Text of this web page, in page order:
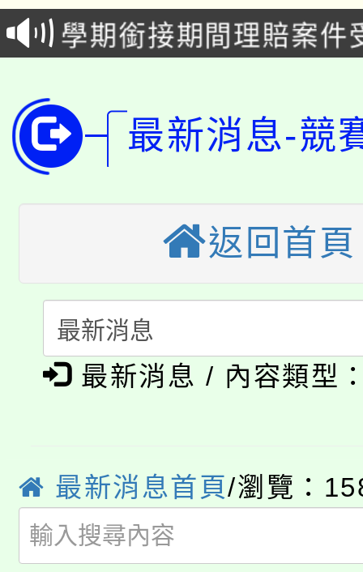
程
學期銜接期間理賠案件
版
淨零綠領人才培育課程
公告本校115學年度第
代理(課)教師甄選結果(
「2026金融保險知識
生本土語及新住民語歌
公告本校115學年度第
公告本校115學年度第
代理(課)教師甄選結果(
轉知中國文化大學推廣
《TA101》溝通分析基
程，歡迎學生輔導中心
系所師生報名參加。
淨零綠生活教案入校路
會
115年食農教育專業人
學籍身 分審查程序及
版
淨零綠領人才培育課程
公告本校115學年度第
代理(課)教師甄選結果(
「2026金融保險知識
最新消息-競
返回首頁
最新消息 / 內容類型
最新消息首頁/瀏覽：